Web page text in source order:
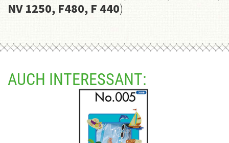
NV 1250, F480, F 440)
AUCH INTERESSANT: